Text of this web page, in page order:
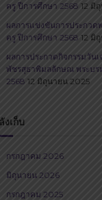
ครู ปีการศึกษา 2568 12 มิ
ผลการแข่งขันการประกว
ครู ปีการศึกษา 2568 12 มิ
ผลการประกวดกิจกรรมวัน
พัชรสุธาพิมลลักษณ พระบร
2568 12 มิถุนายน 2025
งเก็บ
กรกฎาคม 2026
มิถุนายน 2026
กรกฎาคม 2025